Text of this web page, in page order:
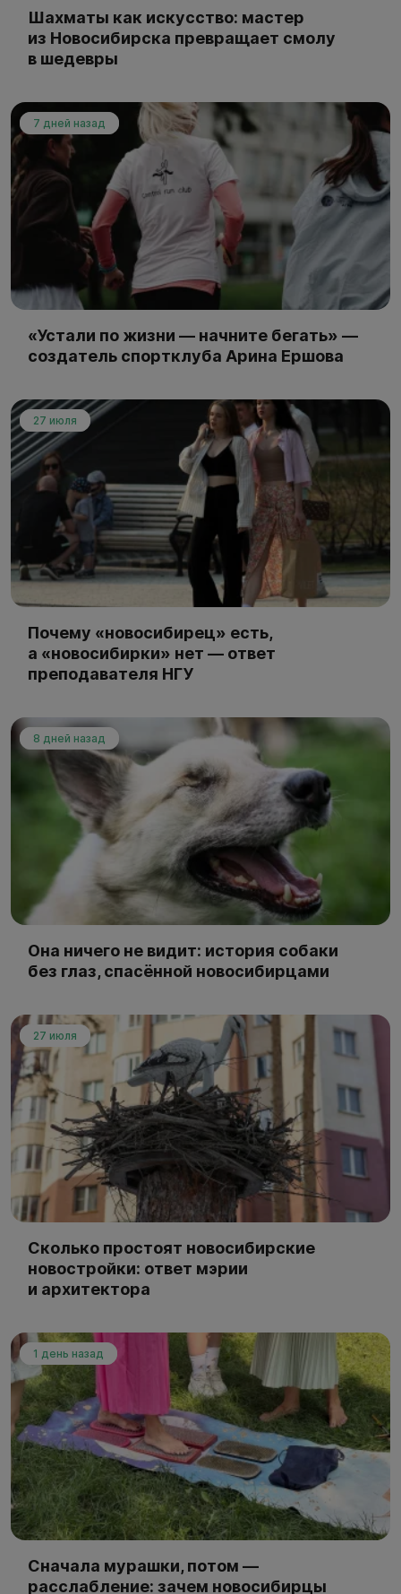
Шахматы как искусство: мастер
из Новосибирска превращает смолу
в шедевры
7 дней назад
«Устали по жизни — начните бегать» —
создатель спортклуба Арина Ершова
27 июля
Почему «новосибирец» есть,
а «новосибирки» нет — ответ
преподавателя НГУ
8 дней назад
Она ничего не видит: история собаки
без глаз, спасённой новосибирцами
27 июля
Сколько простоят новосибирские
новостройки: ответ мэрии
и архитектора
1 день назад
Сначала мурашки, потом —
расслабление: зачем новосибирцы